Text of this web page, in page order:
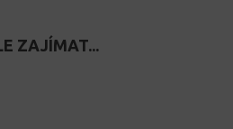
ZAJÍMAT...